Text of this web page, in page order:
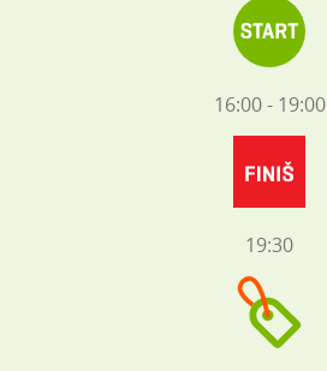
16:00 - 19:00
19:30